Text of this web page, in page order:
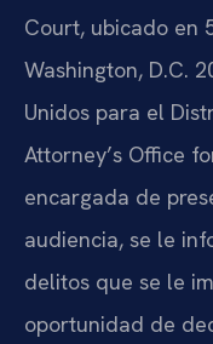
Court, ubicado en
Washington, D.C.
Unidos para el
Attorney’s Office
encargada de
audiencia, se le
delitos que se le
oportunidad de